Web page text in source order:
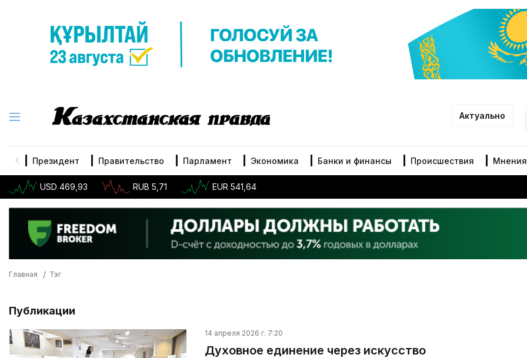
Актуально
Президент Правительство Парламент Экономика Банки и финансы Происшествия Мнения
USD 469,93 RUB 5,71 EUR 541,64
Главная Тэг
Публикации
14 апреля 2026 г. 7:20
Духовное единение через искусство